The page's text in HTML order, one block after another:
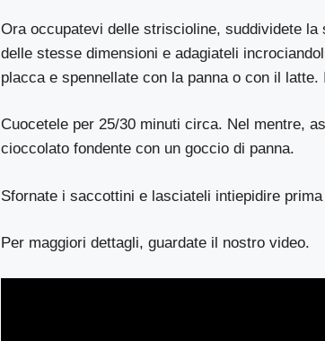
Ora occupatevi delle striscioline, suddividete
delle stesse dimensioni e adagiateli
placca e spennellate con la panna o con il
Cuocetele per 25/30 minuti circa. Nel mentre,
cioccolato fondente con un goccio di panna.
Sfornate i saccottini e lasciateli intiepidire
Per maggiori dettagli, guardate il nostro video.